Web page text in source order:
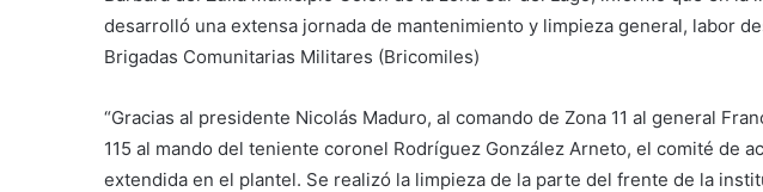
desarrolló una extensa jornada de mantenimiento y limpieza general, labor
Brigadas Comunitarias Militares (Bricomiles)
“Gracias al presidente Nicolás Maduro, al comando de Zona 11 al general
115 al mando del teniente coronel Rodríguez González Arneto, el comité de
extendida en el plantel. Se realizó la limpieza de la parte del frente de la